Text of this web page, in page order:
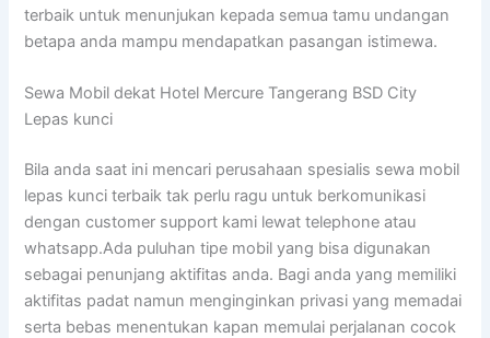
terbaik untuk menunjukan kepada semua tamu undangan
betapa anda mampu mendapatkan pasangan istimewa.
Sewa Mobil dekat Hotel Mercure Tangerang BSD City
Lepas kunci
Bila anda saat ini mencari perusahaan spesialis sewa mobil
lepas kunci terbaik tak perlu ragu untuk berkomunikasi
dengan customer support kami lewat telephone atau
whatsapp.Ada puluhan tipe mobil yang bisa digunakan
sebagai penunjang aktifitas anda. Bagi anda yang memiliki
aktifitas padat namun menginginkan privasi yang memadai
serta bebas menentukan kapan memulai perjalanan cocok